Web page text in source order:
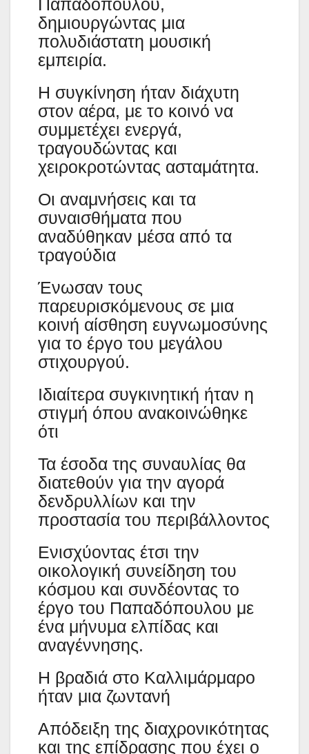
Παπαδόπουλου,
δημιουργώντας μια
πολυδιάστατη μουσική
εμπειρία.
Η συγκίνηση ήταν διάχυτη
στον αέρα, με το κοινό να
συμμετέχει ενεργά,
τραγουδώντας και
χειροκροτώντας ασταμάτητα.
Οι αναμνήσεις και τα
συναισθήματα που
αναδύθηκαν μέσα από τα
τραγούδια
Ένωσαν τους
παρευρισκόμενους σε μια
κοινή αίσθηση ευγνωμοσύνης
για το έργο του μεγάλου
στιχουργού.
Ιδιαίτερα συγκινητική ήταν η
στιγμή όπου ανακοινώθηκε
ότι
Τα έσοδα της συναυλίας θα
διατεθούν για την αγορά
δενδρυλλίων και την
προστασία του περιβάλλοντος
Ενισχύοντας έτσι την
οικολογική συνείδηση του
κόσμου και συνδέοντας το
έργο του Παπαδόπουλου με
ένα μήνυμα ελπίδας και
αναγέννησης.
Η βραδιά στο Καλλιμάρμαρο
ήταν μια ζωντανή
Απόδειξη της διαχρονικότητας
και της επίδρασης που έχει ο